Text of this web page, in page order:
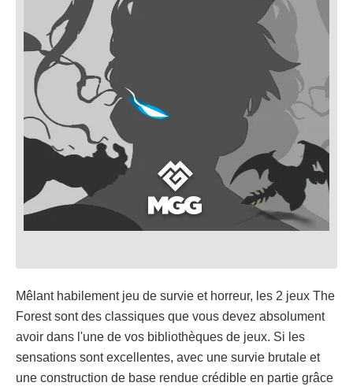
Mêlant habilement jeu de survie et horreur, les 2 jeux The
Forest sont des classiques que vous devez absolument
avoir dans l'une de vos bibliothèques de jeux. Si les
sensations sont excellentes, avec une survie brutale et
une construction de base rendue crédible en partie grâce